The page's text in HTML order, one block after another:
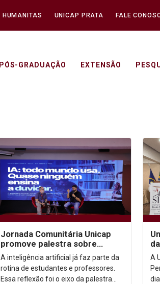
HUMANITAS UNICAP PRATA FALE
PÓS-GRADUAÇÃO EXTENSÃO
Jornada Comunitária Unicap
promove palestra sobre
aprendizagem com uso de IA
A inteligência artificial já faz parte da
rotina de estudantes e professores.
Essa reflexão foi o eixo da palestra
A